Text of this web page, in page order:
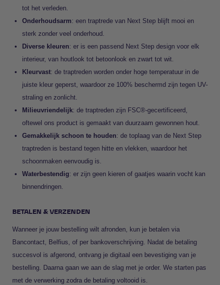
tot het verleden.
Onderhoudsarm: een traptrede van Next Step blijft mooi en
sterk zonder veel onderhoud.
Diverse kleuren: er is een passend Next Step design voor elk
interieur, van houtlook tot betoonlook en zwart tot wit.
Kleurvast: de traptreden worden onder hoge temperatuur in de
juiste kleur geperst, waardoor ze 100% beschermd zijn tegen UV-
straling en zonlicht.
Milieuvriendelijk: de traptreden zijn FSC®-gecertificeerd,
oftewel ons product is gemaakt van duurzaam gewonnen hout.
Gemakkelijk schoon te houden: de toplaag van de Next Step
traptreden is bestand tegen hitte en vlekken, waardoor het
schoonmaken eenvoudig is.
Waterbestendig: er zijn geen kieren of gaatjes waarin vocht kan
binnendringen.
BETALEN & VERZENDEN
Wanneer je jouw bestelling wilt afronden, kun je betalen via
Bancontact, Belfius, of per bankoverschrijving. Nadat de betaling
succesvol is afgerond, ontvang je digitaal een bevestiging van je
bestelling. Daarna gaan we aan de slag met je order. We starten pas
met de verwerking zodra de betaling voltooid is.